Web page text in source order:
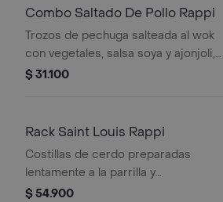
Combo Saltado De Pollo Rappi
Trozos de pechuga salteada al wok
con vegetales, salsa soya y ajonjoli,
servido sobre una cama de arroz
$ 31.100
Rack Saint Louis Rappi
Costillas de cerdo preparadas
lentamente a la parrilla y
caramelizadas en salsa bbq.
$ 54.900